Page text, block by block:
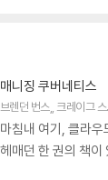
매니징 쿠버네티스
브렌던 번스 크레이그 스테이시
마침내 여기, 클라
헤매던 한 권의 책이